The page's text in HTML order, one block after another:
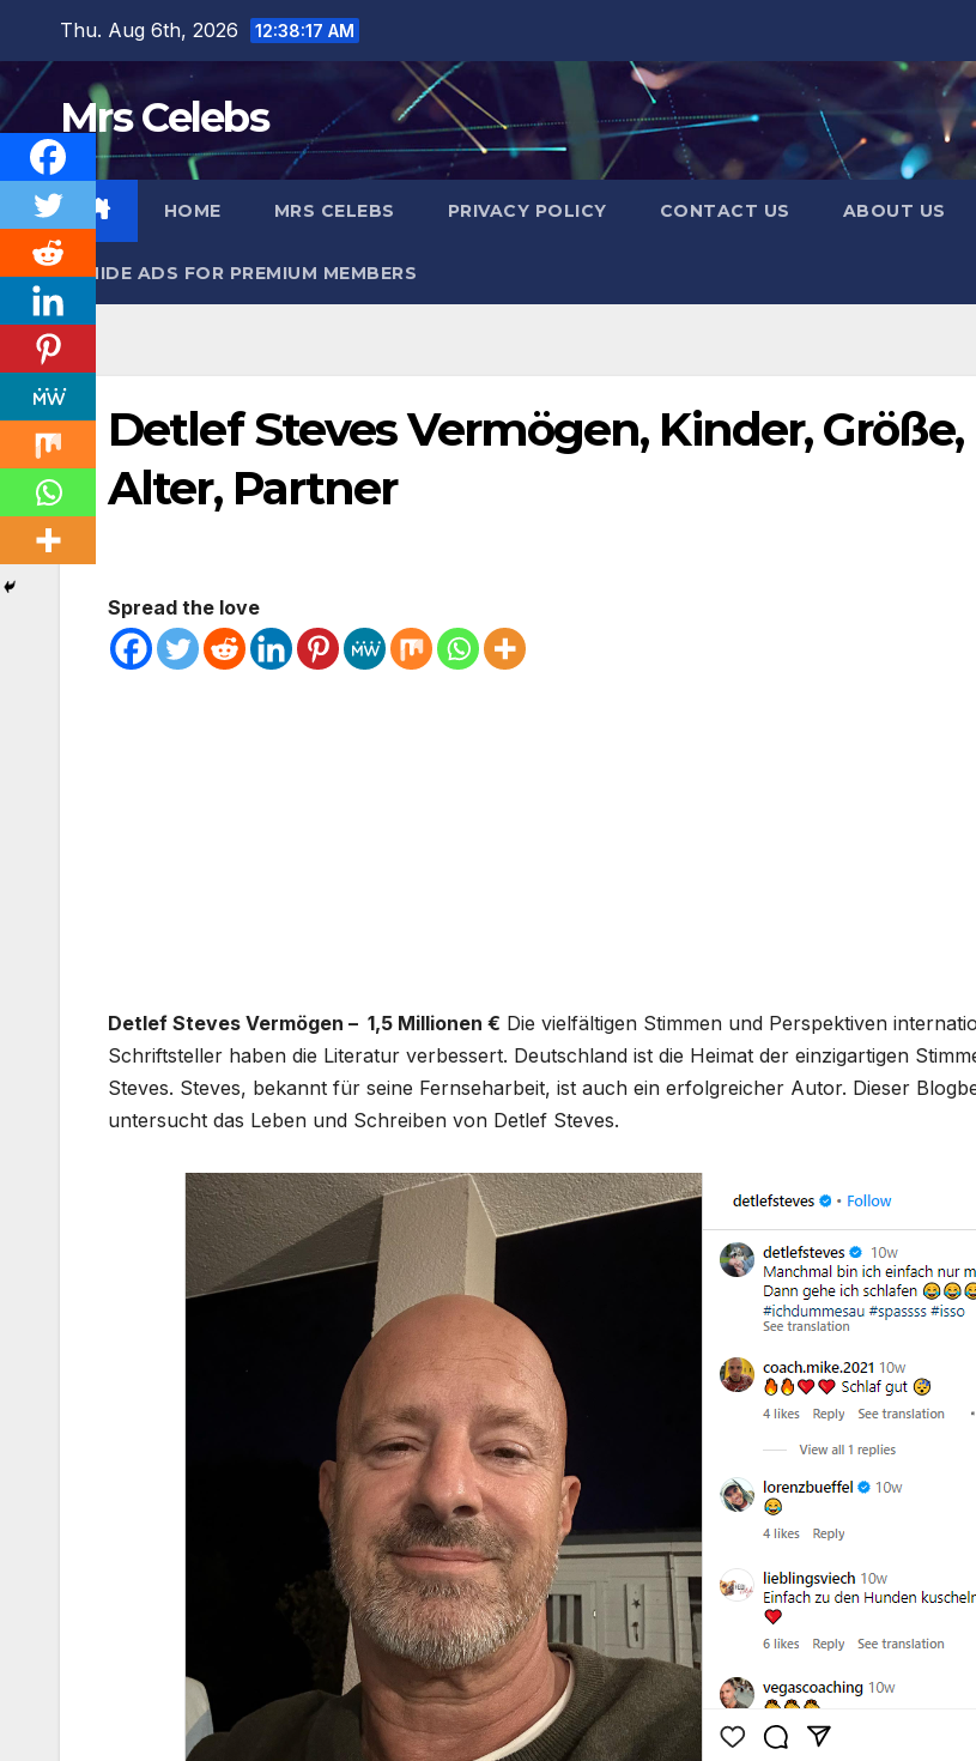
content
Thu. Aug 6th, 2026 12:38:17 AM
Mrs Celebs
HOME MRS CELEBS PRIVACY POLICY CONTACT US ABOUT US
HIDE ADS FOR PREMIUM MEMBERS
Detlef Steves Vermögen, Kinder, Größe,
Alter, Partner
Spread the love
Detlef Steves Vermögen – 1,5 Millionen € Die vielfältigen Stimmen und Perspektiven
Schriftsteller haben die Literatur verbessert. Deutschland ist die Heimat der einzigartigen
Steves. Steves, bekannt für seine Fernseharbeit, ist auch ein erfolgreicher Autor. Dieser
untersucht das Leben und Schreiben von Detlef Steves.